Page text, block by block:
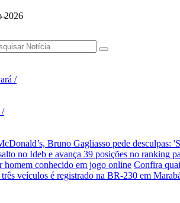
2026
/
/
Bruno Gagliasso pede desculpas:
no Ideb e avança 39 posições no ranking
homem conhecido em jogo online Confira
veículos é registrado na BR-230 em